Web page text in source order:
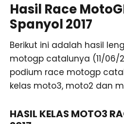
Hasil Race
Spanyol 2017
Berikut ini adalah hasil
motogp catalunya (11/06/
podium race motogp
kelas moto3, moto2 dan
HASIL KELAS MOTO3